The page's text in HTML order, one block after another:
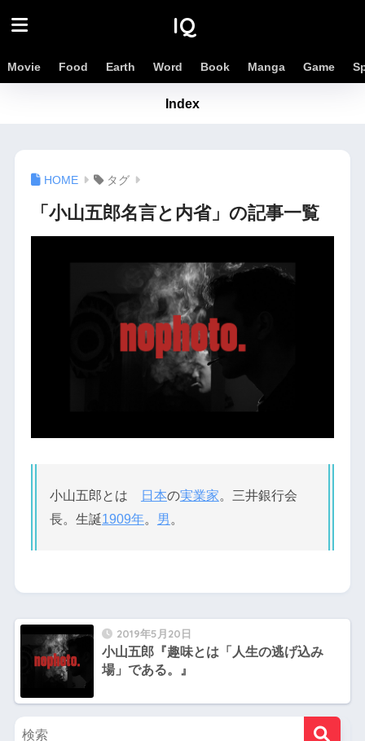
IQ
Movie Food Earth Word Book Manga Game
Index
タグ
「小山五郎名言と内省」の記事一覧
小山五郎とは 日本の実業家。三井銀行会
長。生誕1909年。 男 。
2019年5月20日
小山五郎『趣味とは「人生の逃げ込み
場」である。』